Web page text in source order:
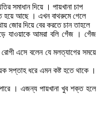
সমাধান দিয়ে । পায়খানা চাপ
হয়ে আছে । এখন বাথরুমে গেলে
জোর দিয়ে বের করতে চান তাহলে
যাওয়াকে আমরা বলি গেঁজ । গেঁজ
এসে বলেন যে মলত্যাগের সময়ে
সপ্তাহ ধরে এমন কষ্ট হতে থাকে ।
। এজন্য পায়খানা খুব শক্ত হলে